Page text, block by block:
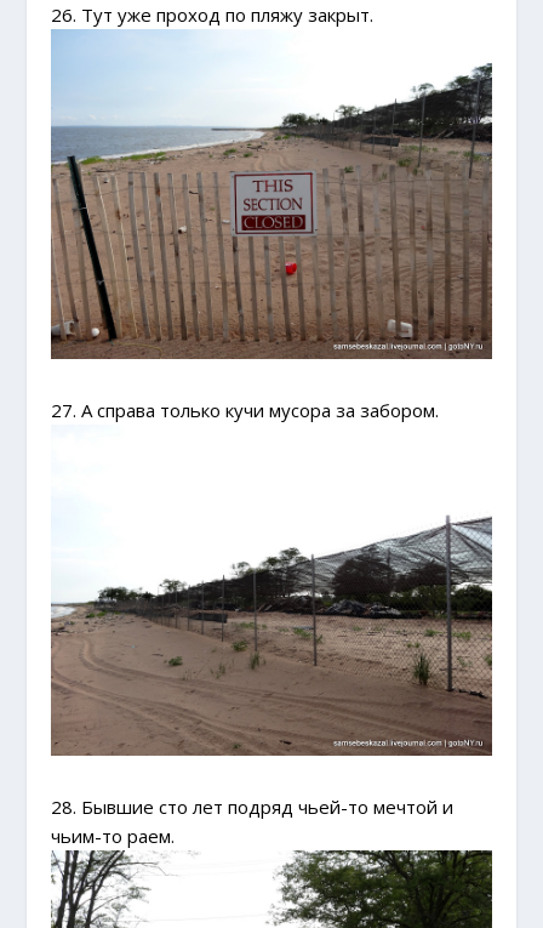
26. Тут уже проход по пляжу закрыт.
27. А справа только кучи мусора за забором.
28. Бывшие сто лет подряд чьей-то мечтой и
чьим-то раем.